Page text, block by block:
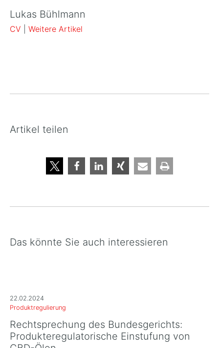
Lukas Bühlmann
CV Weitere Artikel
Artikel teilen
Das könnte Sie auch interessieren
22.02.2024
Produktregulierung
Rechtsprechung des Bundesgerichts:
Produkteregulatorische Einstufung von